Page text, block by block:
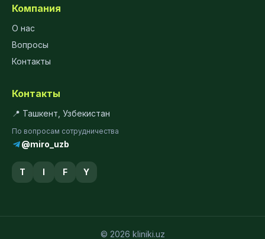
Компания
О нас
Вопросы
Контакты
Контакты
📍 Ташкент, Узбекистан
По вопросам сотрудничества
@miro_uzb
T I F Y
© 2026 kliniki.uz